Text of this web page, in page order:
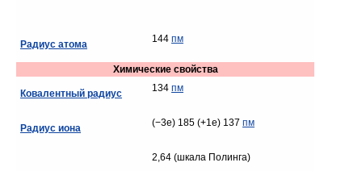
Радиус атома 144 пм
Химические свойства
Ковалентный радиус 134 пм
Радиус иона (−3e) 185 (+1e) 137 пм
2,64 (шкала Полинга)